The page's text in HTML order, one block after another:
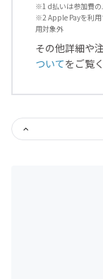
※1 d払いは参加費の
※2 Apple Payを利用
用対象外
その他詳細や
ついてをご覧